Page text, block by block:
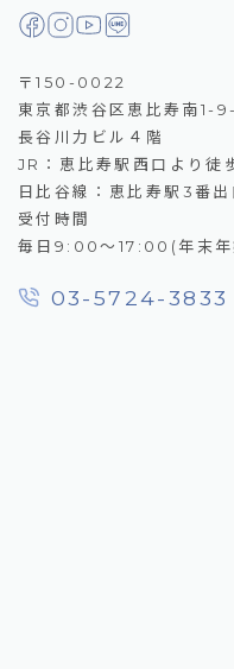
〒150-0022
東京都渋谷区恵比寿南1-
長谷川力ビル４階
JR：恵比寿駅西口より徒
日比谷線：恵比寿駅3番
受付時間
毎日9:00～17:00(年末年
03-5724-3833